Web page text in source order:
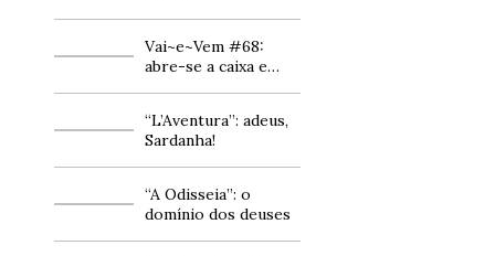
Vai~e~Vem #68:
abre-se a caixa e…
“L’Aventura”: adeus,
Sardanha!
“A Odisseia”: o
domínio dos deuses